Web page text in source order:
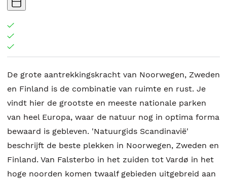
De grote aantrekkingskracht van Noorwegen, Zweden
en Finland is de combinatie van ruimte en rust. Je
vindt hier de grootste en meeste nationale parken
van heel Europa, waar de natuur nog in optima forma
bewaard is gebleven. 'Natuurgids Scandinavië'
beschrijft de beste plekken in Noorwegen, Zweden en
Finland. Van Falsterbo in het zuiden tot Vardø in het
hoge noorden komen twaalf gebieden uitgebreid aan